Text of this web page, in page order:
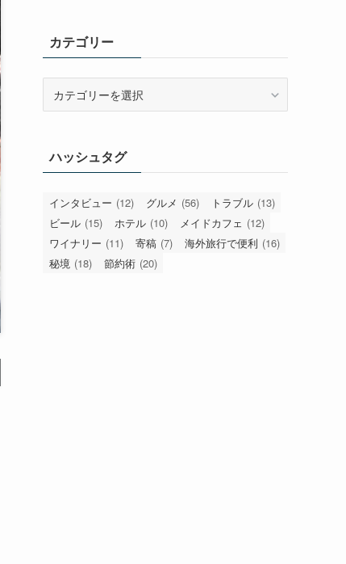
記
事
カテゴリー
ーハッシュタグ
インタビュー (12) グルメ (56) トラブル (13)
ビール (15) ホテル (10) メイドカフェ (12)
ワイナリー (11) 寄稿 (7) 海外旅行で便利 (16)
秘境 (18) 節約術 (20)